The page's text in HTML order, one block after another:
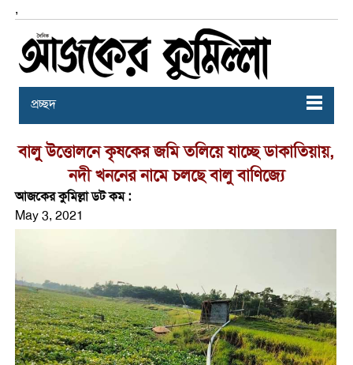
,
প্রচ্ছদ
বালুু উত্তোলনে কৃষকের জমি তলিয়ে যাচ্ছে ডাকাতিয়ায়,
নদী খননের নামে চলছে বালু বাণিজ্যে
আজকের কুমিল্লা ডট কম :
May 3, 2021